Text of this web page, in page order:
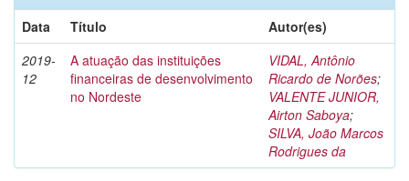
Data
Título
Autor(es)
2019-
12
A atuação das instituições
financeiras de desenvolvimento
no Nordeste
VIDAL, Antônio
Ricardo de Norões;
VALENTE JUNIOR,
Airton Saboya;
SILVA, João Marcos
Rodrigues da